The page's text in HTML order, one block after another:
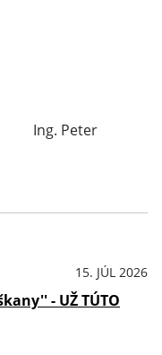
15. JÚL 2026
- UŽ TÚTO